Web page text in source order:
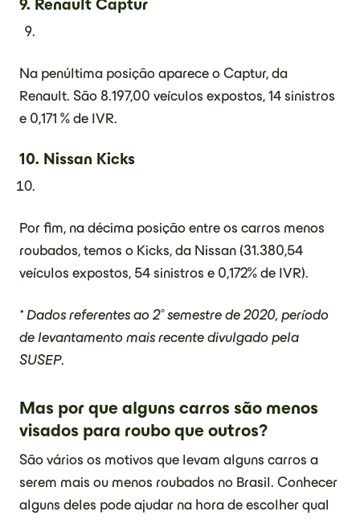
9. Renault Captur
Na penúltima posição aparece o Captur, da
Renault. São 8.197,00 veículos expostos, 14 sinistros
e 0,171 % de IVR.
10. Nissan Kicks
Por fim, na décima posição entre os carros menos
roubados, temos o Kicks, da Nissan (31.380,54
veículos expostos, 54 sinistros e 0,172% de IVR).
* Dados referentes ao 2° semestre de 2020, período
de levantamento mais recente divulgado pela
SUSEP.
Mas por que alguns carros são menos
visados para roubo que outros?
São vários os motivos que levam alguns carros a
serem mais ou menos roubados no Brasil. Conhecer
alguns deles pode ajudar na hora de escolher qual